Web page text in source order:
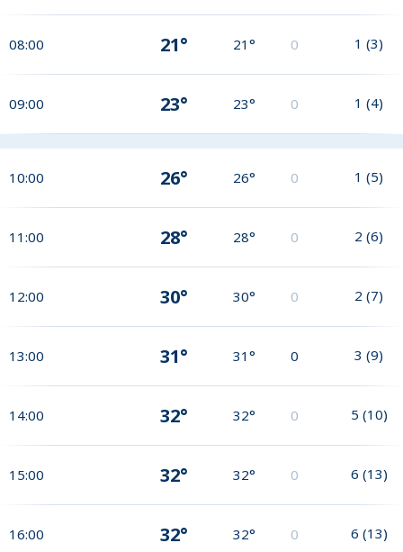
08:00 21° 21° 0 1 (3)
09:00 23° 23° 0 1 (4)
10:00 26° 26° 0 1 (5)
11:00 28° 28° 0 2 (6)
12:00 30° 30° 0 2 (7)
13:00 31° 31° 0 3 (9)
14:00 32° 32° 0 5 (10)
15:00 32° 32° 0 6 (13)
16:00 32° 32° 0 6 (13)